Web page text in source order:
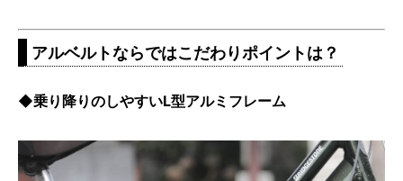
アルベルトならではこだわりポイントは？
◆乗り降りのしやすいL型アルミフレーム